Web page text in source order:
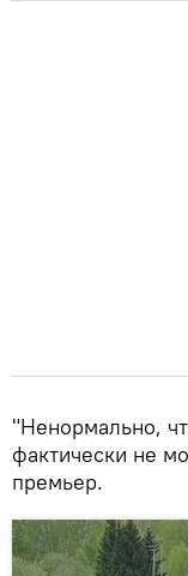
"Ненормально,
фактически не
премьер.